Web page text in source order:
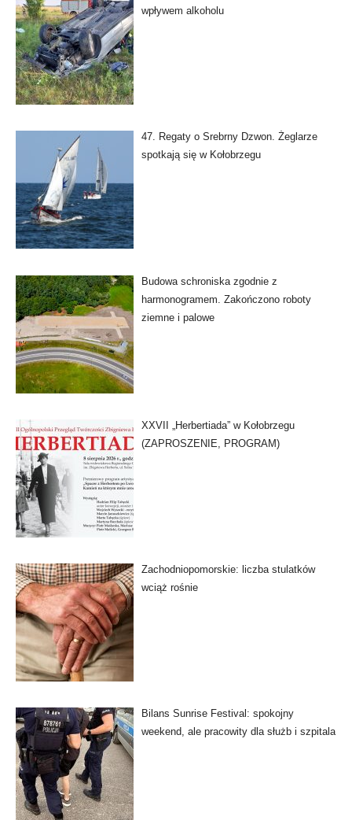
wpływem alkoholu
47. Regaty o Srebrny Dzwon. Żeglarze
spotkają się w Kołobrzegu
Budowa schroniska zgodnie z
harmonogramem. Zakończono roboty
ziemne i palowe
XXVII „Herbertiada” w Kołobrzegu
(ZAPROSZENIE, PROGRAM)
Zachodniopomorskie: liczba stulatków
wciąż rośnie
Bilans Sunrise Festival: spokojny
weekend, ale pracowity dla służb i szpitala